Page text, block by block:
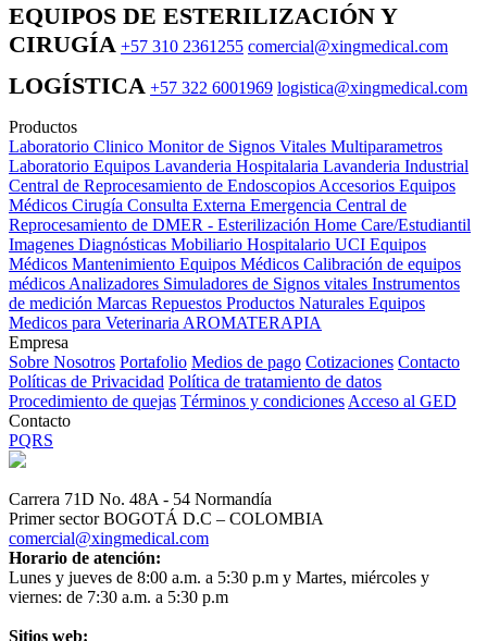
EQUIPOS DE ESTERILIZACIÓN Y
CIRUGÍA +57 310 2361255 comercial@xingmedical.com
LOGÍSTICA +57 322 6001969 logistica@xingmedical.com
Productos
Laboratorio Clinico Monitor de Signos Vitales Multiparametros
Laboratorio Equipos Lavanderia Hospitalaria Lavanderia Industrial
Central de Reprocesamiento de Endoscopios Accesorios Equipos
Médicos Cirugía Consulta Externa Emergencia Central de
Reprocesamiento de DMER - Esterilización Home Care/Estudiantil
Imagenes Diagnósticas Mobiliario Hospitalario UCI Equipos
Médicos Mantenimiento Equipos Médicos Calibración de equipos
médicos Analizadores Simuladores de Signos vitales Instrumentos
de medición Marcas Repuestos Productos Naturales Equipos
Medicos para Veterinaria AROMATERAPIA
Empresa
Sobre Nosotros Portafolio Medios de pago Cotizaciones Contacto
Políticas de Privacidad Política de tratamiento de datos
Procedimiento de quejas Términos y condiciones Acceso al GED
Contacto
PQRS
Carrera 71D No. 48A - 54 Normandía
Primer sector BOGOTÁ D.C – COLOMBIA
comercial@xingmedical.com
Horario de atención:
Lunes y jueves de 8:00 a.m. a 5:30 p.m y Martes, miércoles y
viernes: de 7:30 a.m. a 5:30 p.m
Sitios web: